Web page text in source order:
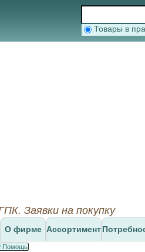
Товары в
Заявки на покупку
О фирме Ассортимент
Помощь